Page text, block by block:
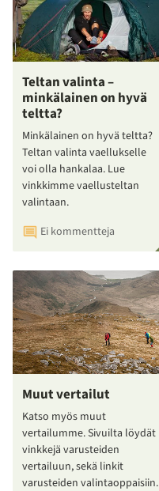
Teltan valinta –
minkälainen on hyvä
teltta?
Minkälainen on hyvä teltta?
Teltan valinta vaellukselle
voi olla hankalaa. Lue
vinkkimme vaellusteltan
valintaan.
Ei kommentteja
Muut vertailut
Katso myös muut
vertailumme. Sivuilta löydät
vinkkejä varusteiden
vertailuun, sekä linkit
varusteiden valintaoppaisiin.